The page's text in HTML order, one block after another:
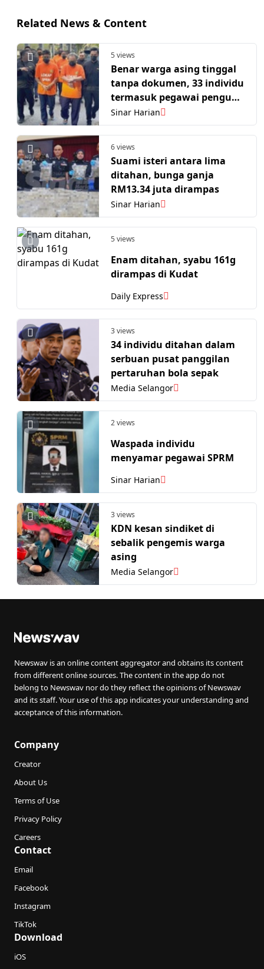
Related News & Content
5 views
Benar warga asing tinggal
tanpa dokumen, 33 individu
termasuk pegawai penguat
kuasa direman
Sinar Harian
6 views
Suami isteri antara lima
ditahan, bunga ganja
RM13.34 juta dirampas
Sinar Harian
5 views
Enam ditahan, syabu 161g
dirampas di Kudat
Daily Express
3 views
34 individu ditahan dalam
serbuan pusat panggilan
pertaruhan bola sepak
Media Selangor
2 views
Waspada individu
menyamar pegawai SPRM
Sinar Harian
3 views
KDN kesan sindiket di
sebalik pengemis warga
asing
Media Selangor
Newswav is an online content aggregator and obtains its content
from different online sources. The content in the app do not
belong to Newswav nor do they reflect the opinions of Newswav
and its staff. Your use of this app indicates your understanding and
acceptance of this information.
Company
Creator
About Us
Terms of Use
Privacy Policy
Careers
Contact
Email
Facebook
Instagram
TikTok
Download
iOS